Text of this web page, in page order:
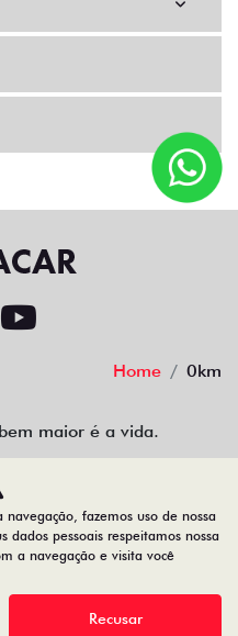
Home 0km
maior é a vida.
LTDA
® Direitos Reservados.
fazemos uso de nossa
dados pessoais respeitamos nossa
a navegação e visita você
Recusar